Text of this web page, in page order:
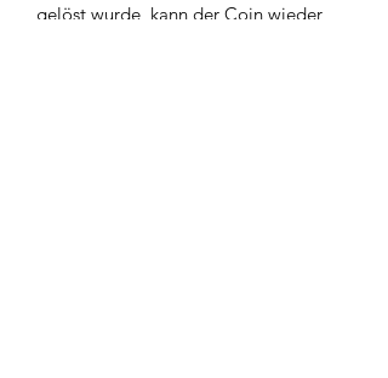
gelöst wurde, kann der Coin wieder